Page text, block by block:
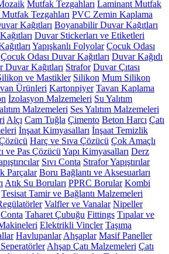
Mutfak Tezgahları Laminant Mutfak
Tezgahları PVC Zemin Kaplama
Kağıtları Boyanabilir Duvar Kağıtları
Duvar Stickerları ve Etiketleri
Yapışkanlı Folyolar Çocuk Odası
Çocuk Odası Duvar Kağıtları Duvar Kağıdı
Duvar Kağıtları Strafor Duvar Çıtası
ve Mastikler Silikon Mum Silikon
Ürünleri Kartonpiyer Tavan Kaplama
İzolasyon Malzemeleri Su Yalıtım
Malzemeleri Ses Yalıtım Malzemeleri
Alçı Cam Tuğla Çimento Beton Harcı Çatı
İnşaat Kimyasalları İnşaat Temizlik
Harç ve Sıva Çözücü Çok Amaçlı
ve Pas Çözücü Yapı Kimyasalları Derz
Sıvı Conta Strafor Yapıştırılar
Parçalar Boru Bağlantı ve Aksesuarları
Atık Su Boruları PPRC Borular Kombi
Tesisat Tamir ve Bağlantı Malzemeleri
Valfler ve Vanalar Nipeller
Conta Taharet Çubuğu Fittings Tıpalar ve
Elektrikli Vinçler Taşıma
Havlupanlar Ahşaplar Masif Paneller
Ahşap Çatı Malzemeleri Çatı